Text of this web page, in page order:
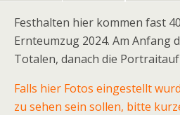
Festhalten hier kommen fast
Ernteumzug 2024. Am Anfang
Totalen, danach die
Falls hier Fotos eingestellt
zu sehen sein sollen, bitte